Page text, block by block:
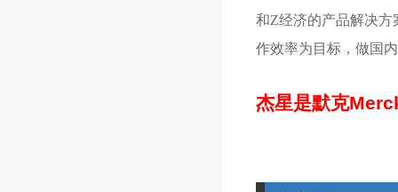
和Z经济的产品解决方
作效率为目标，做国
杰星是默克